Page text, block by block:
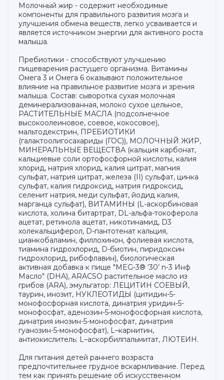
Молочный жир - содержит необходимые
компоненты для правильного развития мозга и
улучшения обмена веществ, легко усваивается и
является источником энергии для активного роста
малыша.
Пребиотики - способствуют улучшению
пищеварения растущего организма. Витамины
Омега 3 и Омега 6 оказывают положительное
влияние на правильное развитие мозга и зрения
малыша. Состав: сыворотка сухая молочная
деминерализованная, молоко сухое цельное,
РАСТИТЕЛЬНЫЕ МАСЛА (подсолнечное
высокоолеиновое, соевое, кокосовое),
мальтодекстрин, ПРЕБИОТИКИ
(галактоолигосахариды (ГОС)), МОЛОЧНЫЙ ЖИР,
МИНЕРАЛЬНЫЕ ВЕЩЕСТВА (кальция карбонат,
кальциевые соли ортофосфорной кислоты, калия
хлорид, натрия хлорид, калия цитрат, магния
сульфат, натрия цитрат, железа (II) сульфат, цинка
сульфат, калия гидроксид, натрия гидроксид,
селенит натрия, меди сульфат, йодид калия,
марганца сульфат), ВИТАМИНЫ (L-аскорбиновая
кислота, холина битартрат, DL-альфа-токоферола
ацетат, ретинола ацетат, никотинамид, D3
холекальциферол, D-пантотенат кальция,
цианкобаламин, филлохинон, фолиевая кислота,
тиамина гидрохлорид, D-биотин, пиридоксин
гидрохлорид, рибофлавин), биологическая
активная добавка к пище "MEG-3® ‘30’ n-3 Инф
Масло" (DHA), ARACSO растительное масло из
грибов (ARA), эмульгатор: ЛЕЦИТИН СОЕВЫЙ,
таурин, инозит, НУКЛЕОТИДЫ (цитидин-5-
монофосфорная кислота, динатрия уридин-5-
монофосфат, аденозин-5-монофосфорная кислота,
динатрия инозин-5-монофосфат, динатрия
гуанозин-5-монофосфат), L–карнитин,
антиокислитель: L–аскорбилпальмитат, ЛЮТЕИН.
Для питания детей раннего возраста
предпочтительнее грудное вскармливание. Перед
тем как принять решение об искусственном